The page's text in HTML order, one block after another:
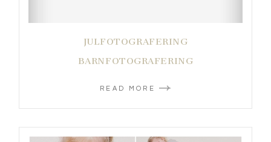
JULFOTOGRAFERING
BARNFOTOGRAFERING
READ MORE